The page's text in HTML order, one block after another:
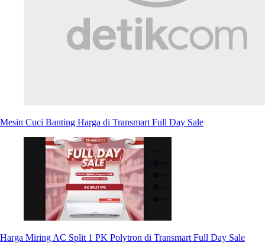
Mesin Cuci Banting Harga di Transmart Full Day Sale
Harga Miring AC Split 1 PK Polytron di Transmart Full Day Sale